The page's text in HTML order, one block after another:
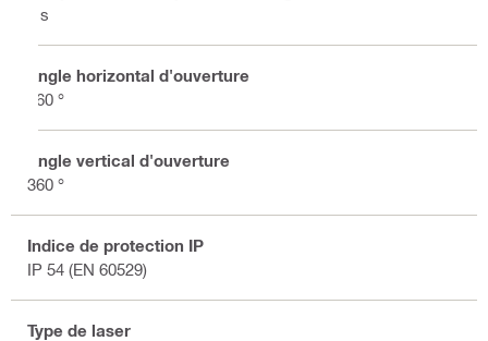
3 s
Angle horizontal d'ouverture
360 °
Angle vertical d'ouverture
360 °
Indice de protection IP
IP 54 (EN 60529)
Type de laser